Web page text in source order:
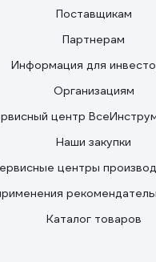
Поставщикам
Партнерам
Информация для
Организациям
центр
Наши закупки
центры
Каталог товаров